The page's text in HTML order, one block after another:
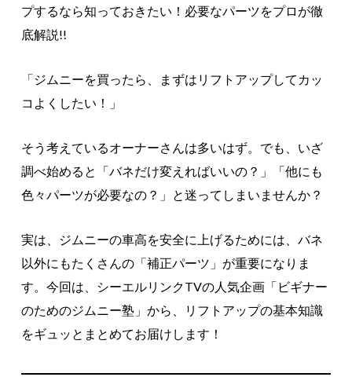
プするなら知っておきたい！必要なパーツをプロが徹
底解説!!
「ジムニーを買ったら、まずはリフトアップしてカッ
コよくしたい！」
そう考えているオーナーさんは多いはず。でも、いざ
調べ始めると「バネだけ変えればいいの？」「他にも
色々パーツが必要なの？」と迷ってしまいませんか？
実は、ジムニーの車高を安全に上げるためには、バネ
以外にもたくさんの「補正パーツ」が重要になりま
す。今回は、シーエルリンクTVの人気企画「ビギナー
のためのジムニー塾」から、リフトアップの基本知識
をギュッとまとめてお届けします！